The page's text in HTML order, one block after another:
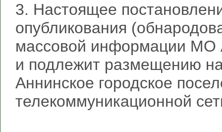
3. Настоящее
опубликования
массовой информации МО
и подлежит размещению
Аннинское городское
телекоммуникационной